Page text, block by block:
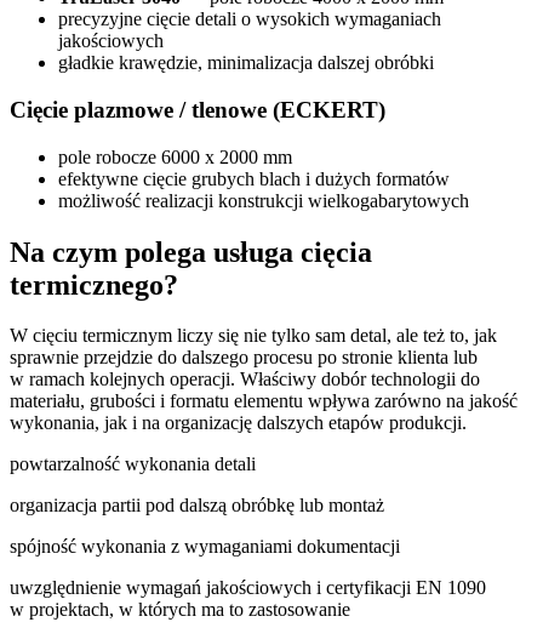
precyzyjne cięcie detali o wysokich wymaganiach
jakościowych
gładkie krawędzie, minimalizacja dalszej obróbki
Cięcie plazmowe / tlenowe (ECKERT)
pole robocze 6000 x 2000 mm
efektywne cięcie grubych blach i dużych formatów
możliwość realizacji konstrukcji wielkogabarytowych
Na czym polega usługa cięcia
termicznego?
W cięciu termicznym liczy się nie tylko sam detal, ale też to, jak
sprawnie przejdzie do dalszego procesu po stronie klienta lub
w ramach kolejnych operacji. Właściwy dobór technologii do
materiału, grubości i formatu elementu wpływa zarówno na jakość
wykonania, jak i na organizację dalszych etapów produkcji.
powtarzalność wykonania detali
organizacja partii pod dalszą obróbkę lub montaż
spójność wykonania z wymaganiami dokumentacji
uwzględnienie wymagań jakościowych i certyfikacji EN 1090
w projektach, w których ma to zastosowanie